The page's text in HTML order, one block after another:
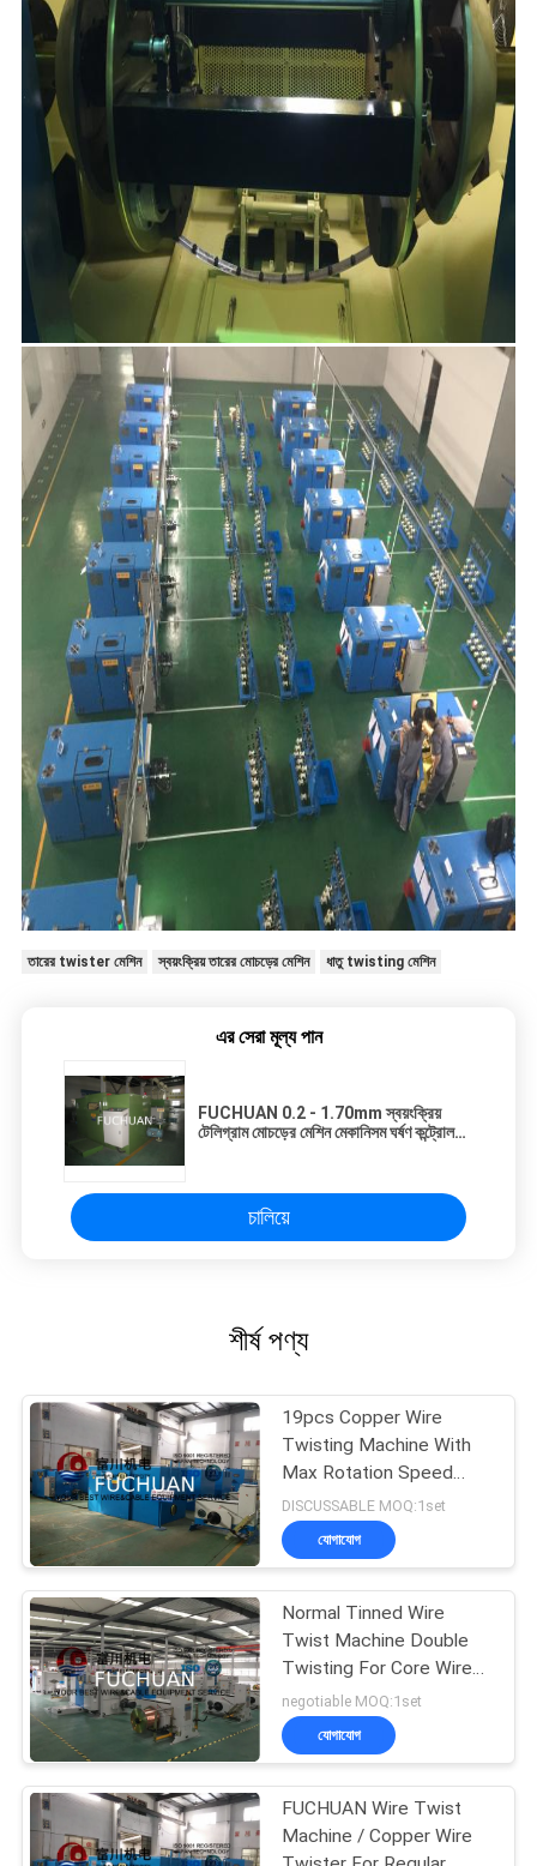
তারের twister মেশিন স্বয়ংক্রিয় তারের মোচড়ের মেশিন ধাতু twisting মেশিন
এর সেরা মূল্য পান
FUCHUAN 0.2 - 1.70mm স্বয়ংক্রিয়
টেলিগ্রাম মোচড়ের মেশিন মেকানিসম ঘর্ষণ কন্ট্রোল
চালিয়ে
শীর্ষ পণ্য
19pcs Copper Wire
Twisting Machine With
Max Rotation Speed
2000rpm / 4000TPM
DISCUSSABLE MOQ:1set
যোগাযোগ
Normal Tinned Wire
Twist Machine Double
Twisting For Core Wires
Touch Screen
negotiable MOQ:1set
যোগাযোগ
FUCHUAN Wire Twist
Machine / Copper Wire